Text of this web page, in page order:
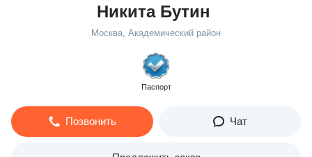
Никита Бутин
Москва, Академический район
Паспорт
Позвонить Чат